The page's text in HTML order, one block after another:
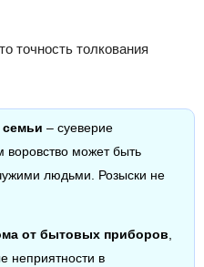
точность толкования
семьи – суеверие
воровство может быть
людьми. Розыски не
от бытовых приборов,
неприятности в